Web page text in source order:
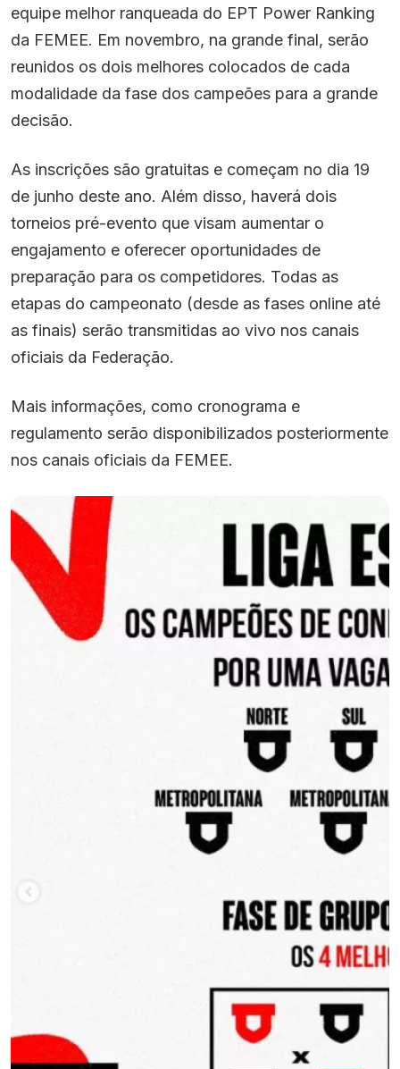
equipe melhor ranqueada do EPT Power Ranking
da FEMEE. Em novembro, na grande final, serão
reunidos os dois melhores colocados de cada
modalidade da fase dos campeões para a grande
decisão.
As inscrições são gratuitas e começam no dia 19
de junho deste ano. Além disso, haverá dois
torneios pré-evento que visam aumentar o
engajamento e oferecer oportunidades de
preparação para os competidores. Todas as
etapas do campeonato (desde as fases online até
as finais) serão transmitidas ao vivo nos canais
oficiais da Federação.
Mais informações, como cronograma e
regulamento serão disponibilizados posteriormente
nos canais oficiais da FEMEE.